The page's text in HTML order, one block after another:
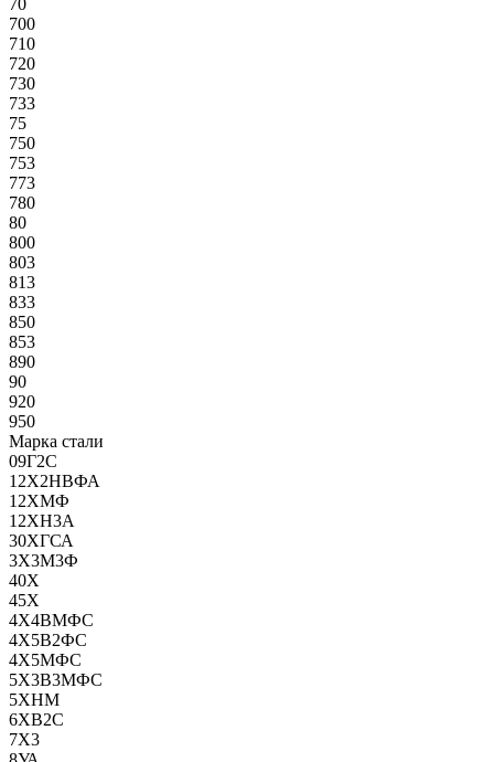
700
710
720
730
733
75
750
753
773
780
80
800
803
813
833
850
853
890
90
920
950
Марка стали
09Г2С
12Х2НВФА
12ХМФ
12ХН3А
30ХГСА
3Х3М3Ф
40Х
45Х
4Х4ВМФС
4Х5В2ФС
4Х5МФС
5Х3В3МФС
5ХНМ
6ХВ2С
7Х3